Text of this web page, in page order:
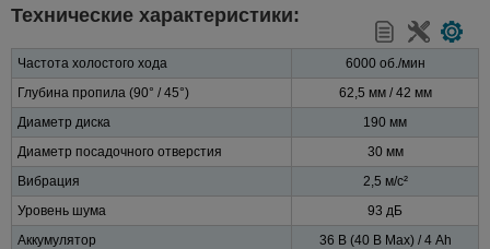
Технические характеристики:
Частота холостого хода
6000 об./мин
Глубина пропила (90° / 45°)
62,5 мм / 42 мм
Диаметр диска
190 мм
Диаметр посадочного отверстия
30 мм
Вибрация
2,5 м/с²
Уровень шума
93 дБ
Аккумулятор
36 В (40 В Max) / 4 Ah